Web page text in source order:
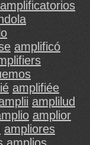
amplificatorios
amplificó
amplifiée
amplilud
amplior
ampliores